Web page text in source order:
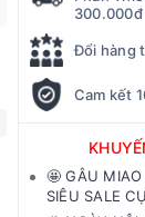
300.000đ
Đổi hàng
Cam kết
🤩 GÂU MIAO
SIÊU SALE